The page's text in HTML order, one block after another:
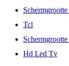
Tcl
Hd Led Tv